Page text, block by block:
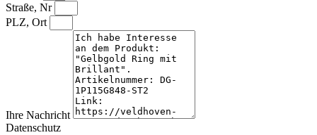
Straße, Nr
PLZ, Ort
Ihre Nachricht
Datenschutz